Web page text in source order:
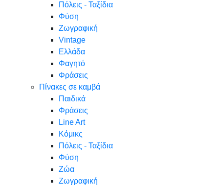
Πόλεις - Ταξίδια
Φύση
Ζωγραφική
Vintage
Ελλάδα
Φαγητό
Φράσεις
Πίνακες σε καμβά
Παιδικά
Φράσεις
Line Art
Κόμικς
Πόλεις - Ταξίδια
Φύση
Ζώα
Ζωγραφική